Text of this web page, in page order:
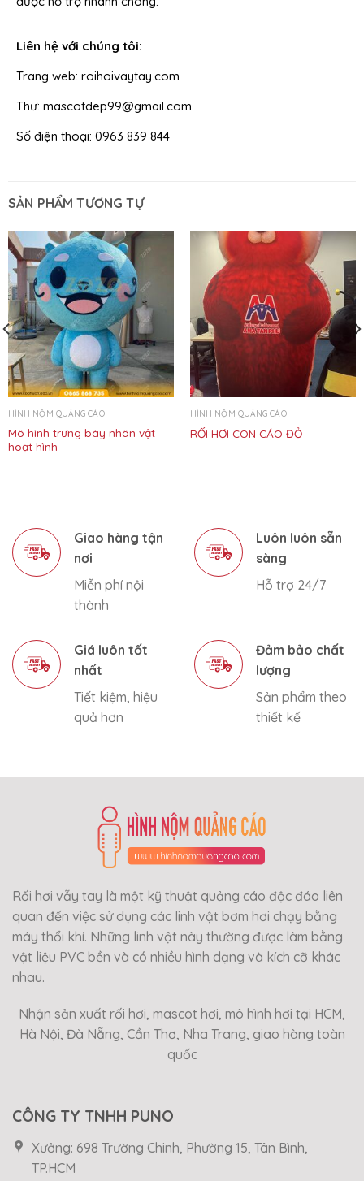
Liên hệ với chúng tôi:
Trang web: roihoivaytay.com
Thư: mascotdep99@gmail.com
Số điện thoại: 0963 839 844
SẢN PHẨM TƯƠNG TỰ
HÌNH NỘM QUẢNG CÁO
Mô hình trưng bày nhân vật
hoạt hình
HÌNH NỘM QUẢNG CÁO
RỐI HƠI CON CÁO ĐỎ
Giao hàng tận
nơi
Miễn phí nội
thành
Luôn luôn sẵn
sàng
Hỗ trợ 24/7
Giá luôn tốt
nhất
Tiết kiệm, hiệu
quả hơn
Đảm bảo chất
lượng
Sản phẩm theo
thiết kế
Rối hơi vẫy tay là một kỹ thuật quảng cáo độc đáo liên
quan đến việc sử dụng các linh vật bơm hơi chạy bằng
máy thổi khí. Những linh vật này thường được làm bằng
vật liệu PVC bền và có nhiều hình dạng và kích cỡ khác
nhau.
Nhận sản xuất rối hơi, mascot hơi, mô hình hơi tại HCM,
Hà Nội, Đà Nẵng, Cần Thơ, Nha Trang, giao hàng toàn
quốc
CÔNG TY TNHH PUNO
Xưởng: 698 Trường Chinh, Phường 15, Tân Bình,
TP.HCM